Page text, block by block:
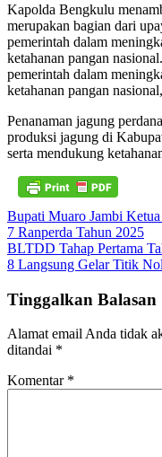
Kapolda Bengkulu
merupakan bagian dari
pemerintah dalam
ketahanan pangan
pemerintah dalam
ketahanan pangan
Penanaman jagung
produksi jagung di
serta mendukung
Navigasi
pos
Bupati Muaro Jambi
7 Ranperda Tahun 2025
BLTDD Tahap Pertama
8 Langsung Gelar Titik
Tinggalkan Balasan
Alamat email Anda tidak
ditandai *
Komentar *